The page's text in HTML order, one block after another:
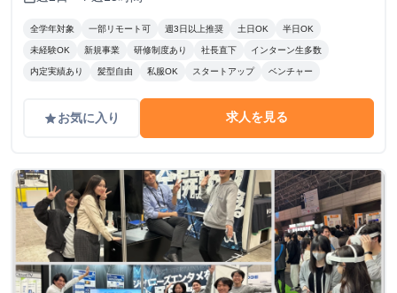
全学年対象 一部リモート可 週3日以上推奨 土日OK 半日OK
未経験OK 新規事業 研修制度あり 社長直下 インターン生多数
内定実績あり 髪型自由 私服OK スタートアップ ベンチャー
gradeお気に入り 求人を見る